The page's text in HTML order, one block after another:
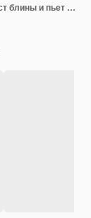
Сладкий маленький кавказский мальчик ест блины и пьет апельсиновый сок